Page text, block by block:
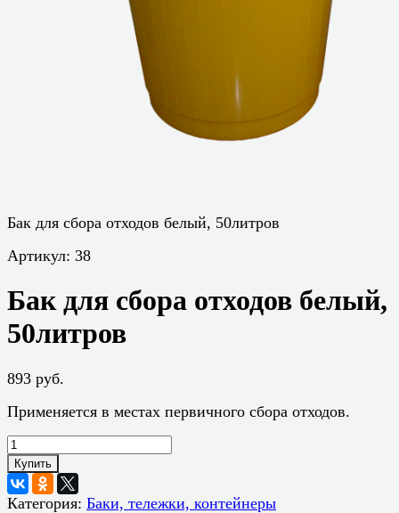
Бак для сбора отходов белый, 50литров
Артикул: 38
Бак для сбора отходов белый,
50литров
893 руб.
Применяется в местах первичного сбора отходов.
Купить
Категория: Баки, тележки, контейнеры